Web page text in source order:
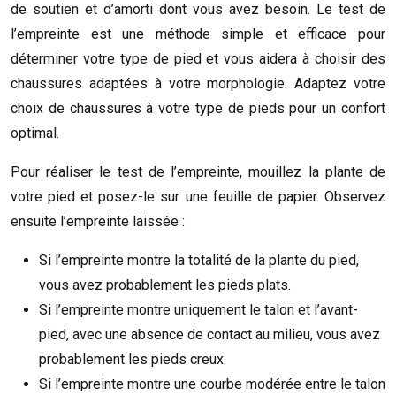
de soutien et d’amorti dont vous avez besoin. Le test de
l’empreinte est une méthode simple et efficace pour
déterminer votre type de pied et vous aidera à choisir des
chaussures adaptées à votre morphologie. Adaptez votre
choix de chaussures à votre type de pieds pour un confort
optimal.
Pour réaliser le test de l’empreinte, mouillez la plante de
votre pied et posez-le sur une feuille de papier. Observez
ensuite l’empreinte laissée :
Si l’empreinte montre la totalité de la plante du pied,
vous avez probablement les pieds plats.
Si l’empreinte montre uniquement le talon et l’avant-
pied, avec une absence de contact au milieu, vous avez
probablement les pieds creux.
Si l’empreinte montre une courbe modérée entre le talon